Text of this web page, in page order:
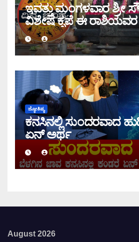
ಇವತ್ತು ಮಂಗಳವಾರ ಶ್ರೀ
ವಿಶೇಷ ಕೃಪೆ ಈ
ಇಂದಿನ ರಾಶಿ ಭವಿಷ್ಯ
ಜ್ಯೋತಿಷ್ಯ
ಕನಸಿನಲ್ಲಿ ಸುಂದರವಾದ
ಏನ್ ಅರ್ಥ
August 2026